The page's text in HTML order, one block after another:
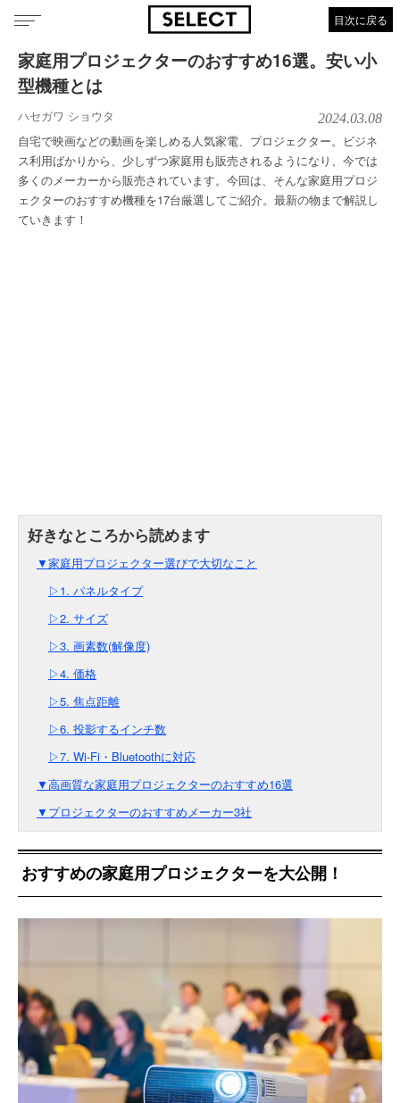
目次に戻る
家庭用プロジェクターのおすすめ16選。安い小
型機種とは
ハセガワ ショウタ 2024.03.08
自宅で映画などの動画を楽しめる人気家電、プロジェクター。ビジネ
ス利用ばかりから、少しずつ家庭用も販売されるようになり、今では
多くのメーカーから販売されています。今回は、そんな家庭用プロジ
ェクターのおすすめ機種を17台厳選してご紹介。最新の物まで解説し
ていきます！
▼家庭用プロジェクター選びで大切なこと
▷1. パネルタイプ
▷2. サイズ
▷3. 画素数(解像度)
▷4. 価格
▷5. 焦点距離
▷6. 投影するインチ数
▷7. Wi-Fi・Bluetoothに対応
▼高画質な家庭用プロジェクターのおすすめ16選
▼プロジェクターのおすすめメーカー3社
おすすめの家庭用プロジェクターを大公開！